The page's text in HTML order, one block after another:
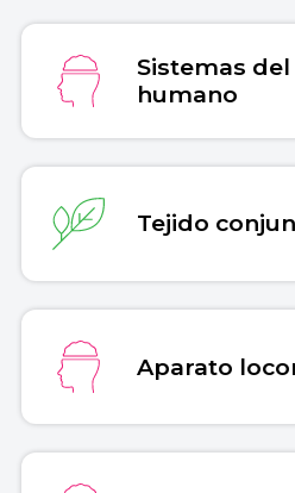
Sistemas
humano
Tejido
Aparato